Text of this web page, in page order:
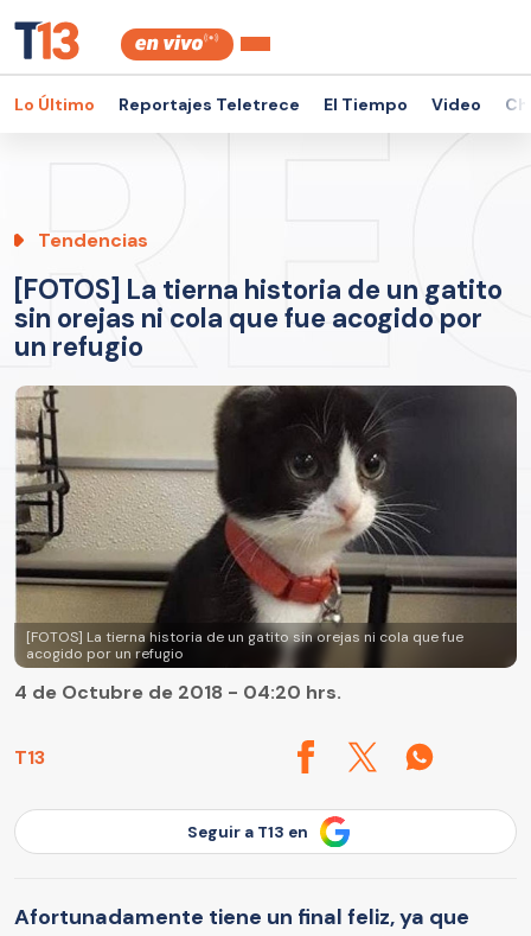
Lo Último Reportajes Teletrece El Tiempo Video
Tendencias
[FOTOS] La tierna historia de un gatito
sin orejas ni cola que fue acogido por
un refugio
[FOTOS] La tierna historia de un gatito sin orejas ni cola que fue
acogido por un refugio
T13
4 de Octubre de 2018 - 04:20 hrs.
Seguir a T13 en
Afortunadamente tiene un final feliz, ya que